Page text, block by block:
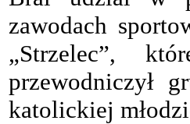
zawodach
„Strzelec”,
przewodniczył
katolickiej